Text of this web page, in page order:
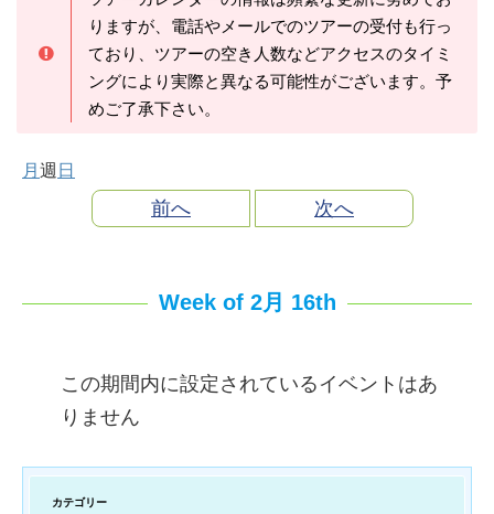
りますが、電話やメールでのツアーの受付も行っ
ており、ツアーの空き人数などアクセスのタイミ
ングにより実際と異なる可能性がございます。予
めご了承下さい。
月週 日
前へ 次へ
Week of 2月 16th
この期間内に設定されているイベントはあ
りません
カテゴリー